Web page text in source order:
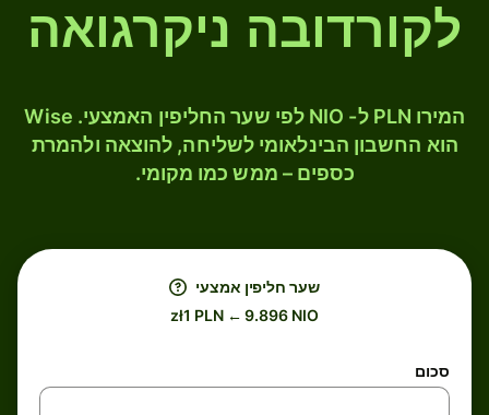
לקורדובה ניקרגואה
המירו PLN ל- NIO לפי שער החליפין האמצעי. Wise
הוא החשבון הבינלאומי לשליחה, להוצאה ולהמרת
כספים – ממש כמו מקומי.
שער חליפין אמצעי
zł1 PLN ← 9.896 NIO
סכום